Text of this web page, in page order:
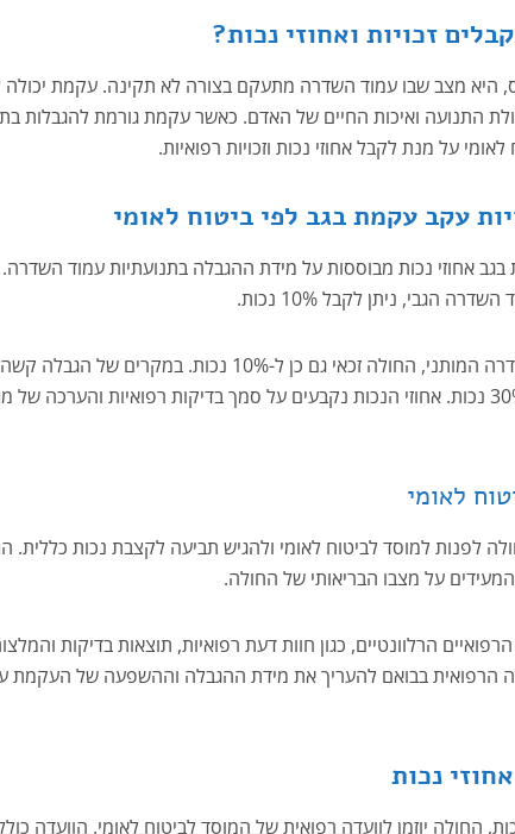
זכויות ואחוזי נכות?
היא מצב שבו עמוד השדרה מתעקם בצורה לא תקינה. עקמת יכולה
התנועה ואיכות החיים של האדם. כאשר עקמת גורמת להגבלות
על מנת לקבל אחוזי נכות וזכויות רפואיות.
עקב עקמת בגב לפי ביטוח לאומי
אחוזי נכות מבוססות על מידת ההגבלה בתנועתיות עמוד
הגבי, ניתן לקבל 10% נכות.
אם ההגבלה היא קלה בעמוד השדרה המותני, החולה זכאי גם כן ל-10%
השדרה המותני, ניתן לקבל עד 30% נכות. אחוזי הנכות נקבעים על סמך בדיקות רפואיות
לאומי
לפנות למוסד לביטוח לאומי ולהגיש תביעה לקצבת נכות כללית.
על מצבו הבריאותי של החולה.
הרלוונטיים, כגון חוות דעת רפואיות, תוצאות בדיקות
הרפואית בבואם להעריך את מידת ההגבלה וההשפעה של העקמת
נכות
החולה יוזמן לוועדה רפואית של המוסד לביטוח לאומי. הוועדה